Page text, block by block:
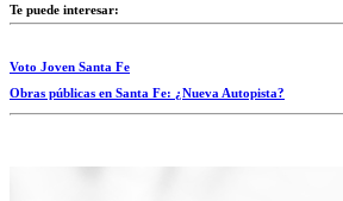
Te puede interesar:
Voto Joven Santa Fe
Obras públicas en Santa Fe: ¿Nueva Autopista?